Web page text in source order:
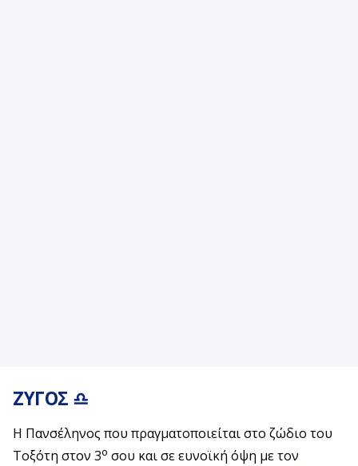
ΖΥΓΟΣ ♎
Η Πανσέληνος που πραγματοποιείται στο ζώδιο του
Τοξότη στον 3ο σου και σε ευνοϊκή όψη με τον